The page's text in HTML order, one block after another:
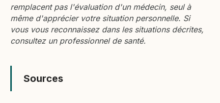
remplacent pas l'évaluation d'un médecin, seul à
même d'apprécier votre situation personnelle. Si
vous vous reconnaissez dans les situations décrites,
consultez un professionnel de santé.
Sources